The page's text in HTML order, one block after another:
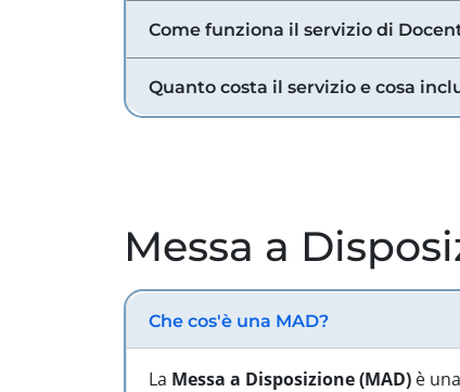
Come funziona il servizio di
Quanto costa il servizio e cosa
Messa a
Che cos'è una MAD?
La Messa a Disposizione (MAD) è